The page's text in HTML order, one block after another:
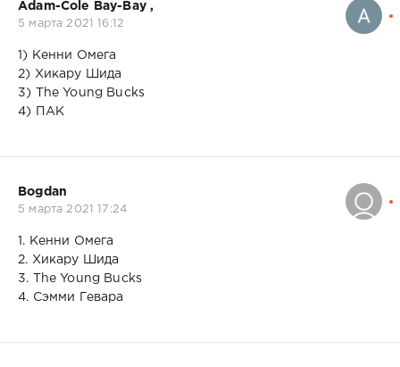
Adam-Cole Bay-Bay ,
5 марта 2021 16:12
1) Кенни Омега
2) Хикару Шида
3) The Young Bucks
4) ПАК
Bogdan
5 марта 2021 17:24
1. Кенни Омега
2. Хикару Шида
3. The Young Bucks
4. Сэмми Гевара